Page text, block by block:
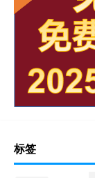
标签